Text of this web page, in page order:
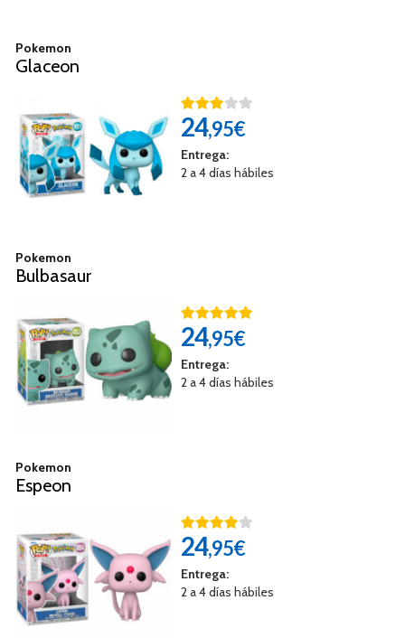
Pokemon
Glaceon
24,95€
Entrega:
2 a 4 días hábiles
Pokemon
Bulbasaur
24,95€
Entrega:
2 a 4 días hábiles
Pokemon
Espeon
24,95€
Entrega:
2 a 4 días hábiles